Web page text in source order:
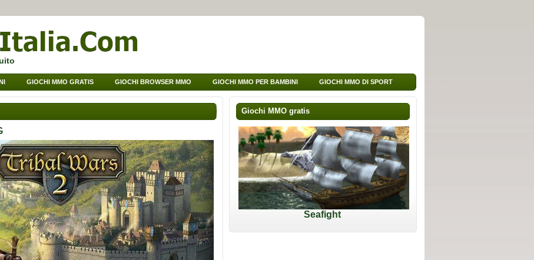
GIOCHI MMO GRATIS GIOCHI BROWSER MMO GIOCHI MMO PER BAMBINI GIOCHI MMO DI SPORT
Giochi MMO gratis
Seafight